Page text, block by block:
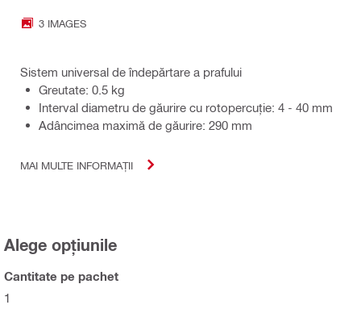
3 IMAGES
Sistem universal de îndepărtare a prafului
Greutate: 0.5 kg
Interval diametru de găurire cu rotopercuție: 4 - 40 mm
Adâncimea maximă de găurire: 290 mm
MAI MULTE INFORMAȚII
Alege opțiunile
Cantitate pe pachet
1